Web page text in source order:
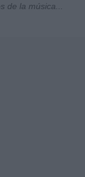
de la música...